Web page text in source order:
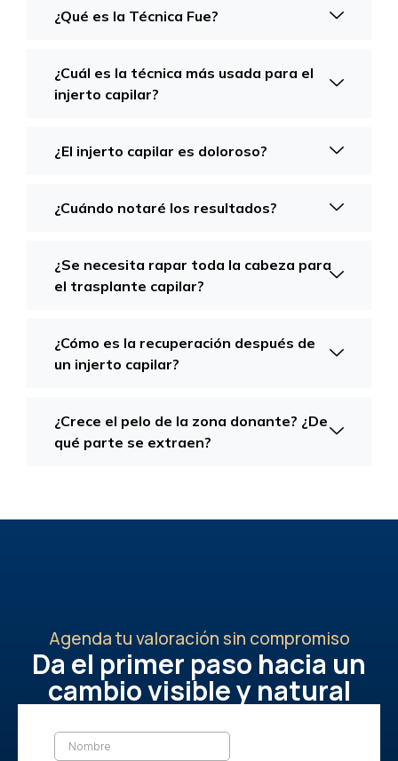
¿Qué es la Técnica Fue?
¿Cuál es la técnica más usada para el
injerto capilar?
¿El injerto capilar es doloroso?
¿Cuándo notaré los resultados?
¿Se necesita rapar toda la cabeza para
el trasplante capilar?
¿Cómo es la recuperación después de
un injerto capilar?
¿Crece el pelo de la zona donante? ¿De
qué parte se extraen?
Agenda tu valoración sin compromiso
Da el primer paso hacia un
cambio visible y natural